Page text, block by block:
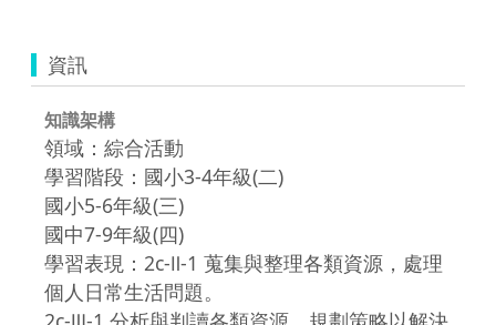
資訊
知識架構
領域：綜合活動
學習階段：國小3-4年級(二)
國小5-6年級(三)
國中7-9年級(四)
學習表現：2c-Ⅱ-1 蒐集與整理各類資源，處理
個人日常生活問題。